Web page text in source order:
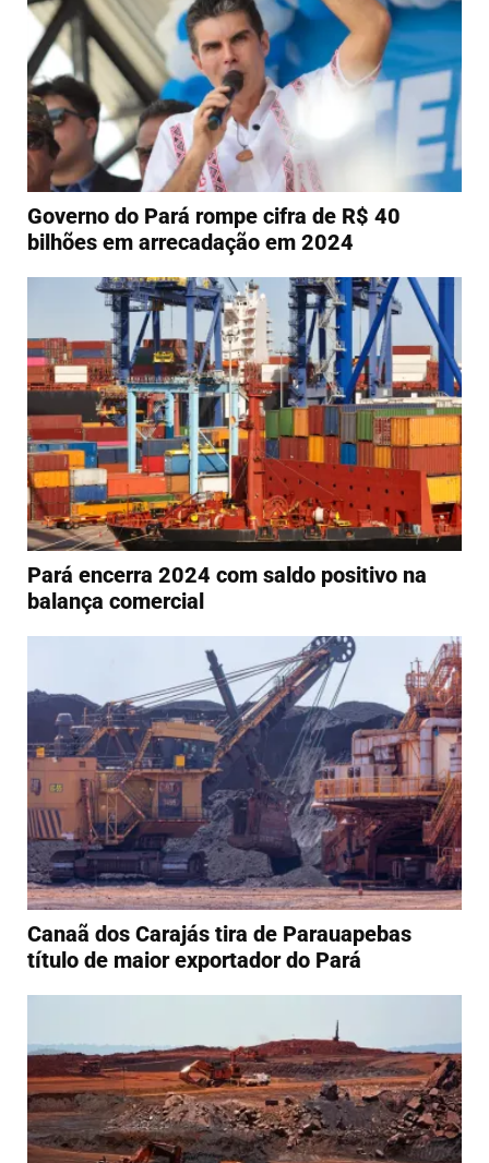
Governo do Pará rompe cifra de R$ 40
bilhões em arrecadação em 2024
Pará encerra 2024 com saldo positivo na
balança comercial
Canaã dos Carajás tira de Parauapebas
título de maior exportador do Pará